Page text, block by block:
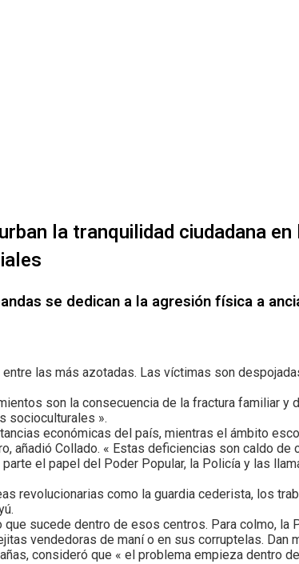
la tranquilidad ciudadana
se dedican a la agresión física a
entre las más azotadas. Las víctimas son
son la consecuencia de la fractura familiar
socioculturales ».
económicas del país, mientras el ámbito
añadió Collado. « Estas deficiencias son caldo
el papel del Poder Popular, la Policía y las
revolucionarias como la guardia cederista, los
sucede dentro de esos centros. Para colmo, la
vendedoras de maní o en sus corruptelas. Dan
consideró que « el problema empieza dentro